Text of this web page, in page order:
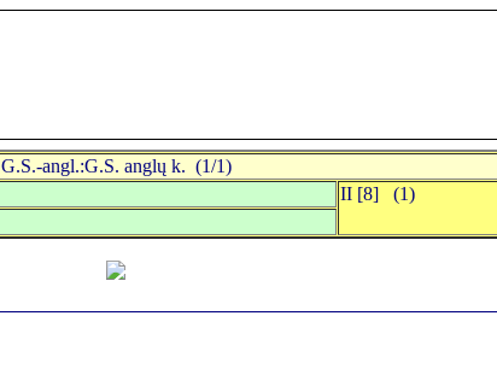
G.S.-angl.:G.S. anglų k. (1/1)
II [8] (1)